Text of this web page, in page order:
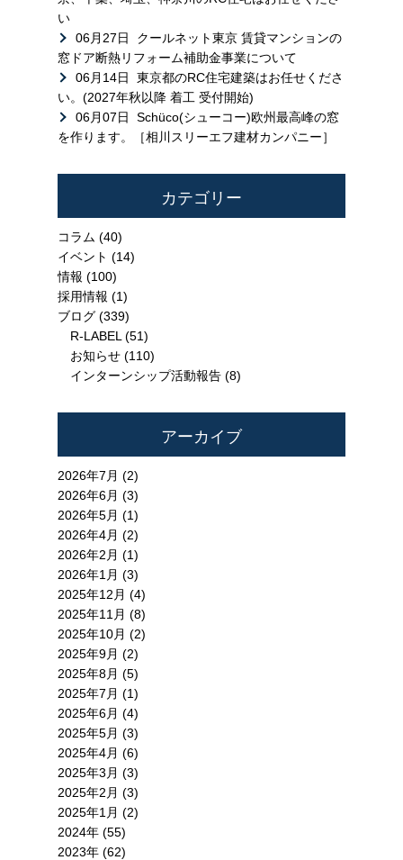
い
06月27日
クールネット東京 賃貸マンションの
窓ドア断熱リフォーム補助金事業について
06月14日
東京都のRC住宅建築はお任せくださ
い。(2027年秋以降 着工 受付開始)
06月07日
Schüco(シューコー)欧州最高峰の窓
を作ります。［相川スリーエフ建材カンパニー］
カテゴリー
コラム (40)
イベント (14)
情報 (100)
採用情報 (1)
ブログ (339)
R-LABEL (51)
お知らせ (110)
インターンシップ活動報告 (8)
アーカイブ
2026年7月 (2)
2026年6月 (3)
2026年5月 (1)
2026年4月 (2)
2026年2月 (1)
2026年1月 (3)
2025年12月 (4)
2025年11月 (8)
2025年10月 (2)
2025年9月 (2)
2025年8月 (5)
2025年7月 (1)
2025年6月 (4)
2025年5月 (3)
2025年4月 (6)
2025年3月 (3)
2025年2月 (3)
2025年1月 (2)
2024年 (55)
2023年 (62)